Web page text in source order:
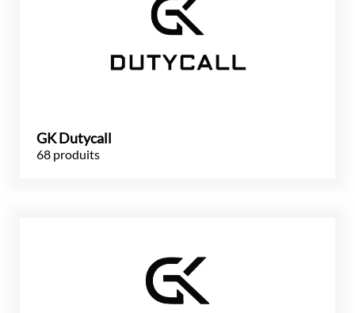
GK Dutycall
68 produits